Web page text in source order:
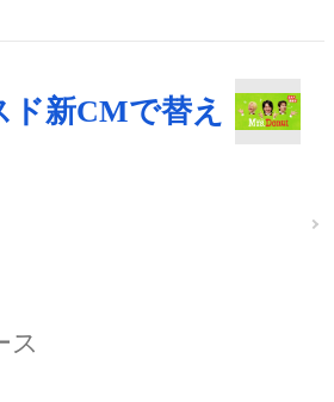
ド新CMで替え
ス